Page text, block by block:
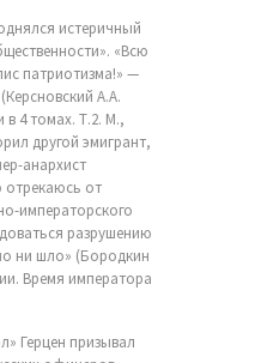
истеричный
«Всю
патриотизма!» —
А.А.
в 4 томах. Т.2. М.,
другой эмигрант,
анархист
отрекаюсь от
императорского
разрушению
ни шло» (Бородкин
Время императора
Герцен призывал